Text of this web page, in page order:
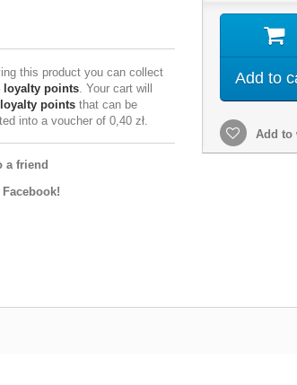
this product you can collect
loyalty points. Your cart will
points that can be
into a voucher of 0,40 zł.
a friend
Add to
Add to